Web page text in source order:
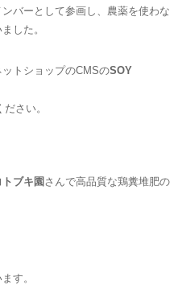
バーとして参画し、農薬を使わな
した。
トショップのCMSのSOY
さい。
ブキ園 さんで高品質な鶏糞堆肥の
す。